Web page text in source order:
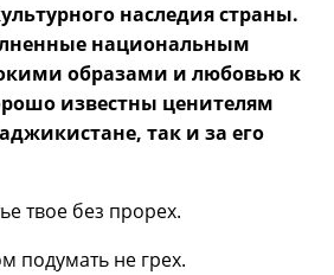
наследия страны.
национальным
образами и любовью к
известны ценителям
так и за его
твое без прорех.
подумать не грех.